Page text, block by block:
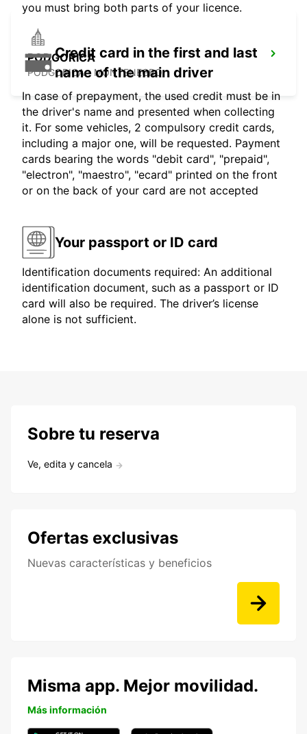
PODGORICA
PODGORICA - MONTENEGRO
you must bring both parts of your licence.
Credit card in the first and last
name of the main driver
In case of prepayment, the used credit must be in
the driver's name and presented when collecting
it. For some vehicles, 2 compulsory credit cards,
including a major one, will be requested. Payment
cards bearing the words "debit card", "prepaid",
"electron", "maestro", "ecard" printed on the front
or on the back of your card are not accepted
Your passport or ID card
Identification documents required: An additional
identification document, such as a passport or ID
card will also be required. The driver’s license
alone is not sufficient.
Sobre tu reserva
Ve, edita y cancela
Ofertas exclusivas
Nuevas características y beneficios
Misma app. Mejor movilidad.
Más información